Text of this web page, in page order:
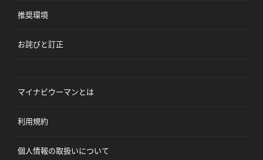
推奨環境
お詫びと訂正
マイナビウーマンとは
利用規約
個人情報の取扱いについて